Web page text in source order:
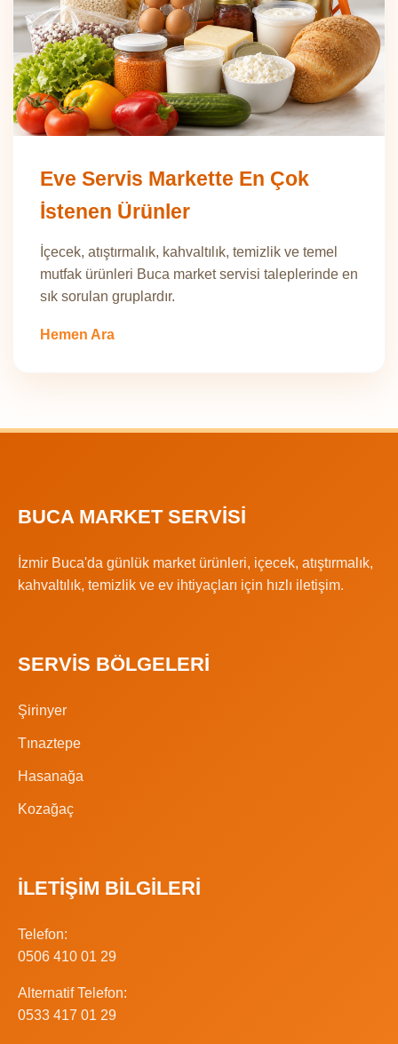
Eve Servis Markette En Çok
İstenen Ürünler
İçecek, atıştırmalık, kahvaltılık, temizlik ve temel
mutfak ürünleri Buca market servisi taleplerinde en
sık sorulan gruplardır.
Hemen Ara
BUCA MARKET SERVISI
İzmir Buca'da günlük market ürünleri, içecek, atıştırmalık,
kahvaltılık, temizlik ve ev ihtiyaçları için hızlı iletişim.
SERVIS BÖLGELERI
Şirinyer
Tınaztepe
Hasanağa
Kozağaç
İLETIŞIM BILGILERI
Telefon:
0506 410 01 29
Alternatif Telefon:
0533 417 01 29